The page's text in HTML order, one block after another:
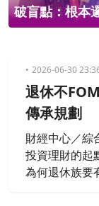
二人生規劃
事」
2026-06-30
退休不
傳承規劃
財經中心／綜
投資理財的起
為何退休族要